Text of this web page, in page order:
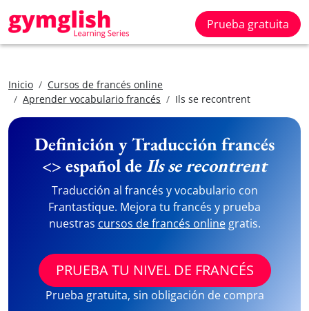
Prueba gratuita
Inicio
Cursos de francés online
Aprender vocabulario francés
Ils se recontrent
Definición y Traducción francés
<> español deIls se recontrent
Traducción al francés y vocabulario con
Frantastique. Mejora tu francés y prueba
nuestras cursos de francés onlinegratis.
PRUEBA TU NIVEL DE FRANCÉS
Prueba gratuita, sin obligación de compra